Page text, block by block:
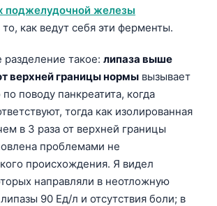
поджелудочной железы
то, как ведут себя эти ферменты.
разделение такое: липаза выше
верхней границы нормы вызывает
поводу панкреатита, когда
тогда как изолированная
в 3 раза от верхней границы
проблемами не
происхождения. Я видел
направляли в неотложную
90 Ед/л и отсутствия боли; в